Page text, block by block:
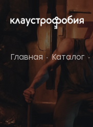
Главная Каталог